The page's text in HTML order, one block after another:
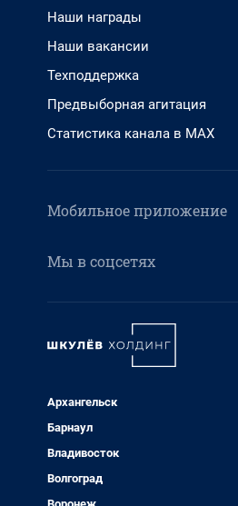
Наши награды
Наши вакансии
Техподдержка
Предвыборная агитация
Статистика канала в MAX
Мобильное приложение
Мы в соцсетях
Архангельск
Барнаул
Владивосток
Волгоград